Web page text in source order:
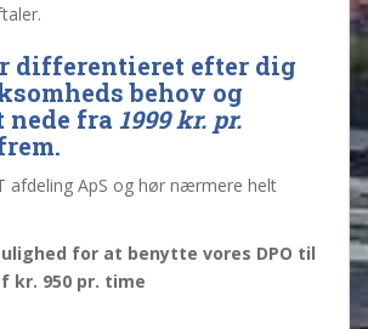
differentieret efter dig
behov og
fra 1999 kr. pr.
afdeling ApS og hør nærmere helt
for at benytte vores DPO til
kr. 950 pr. time